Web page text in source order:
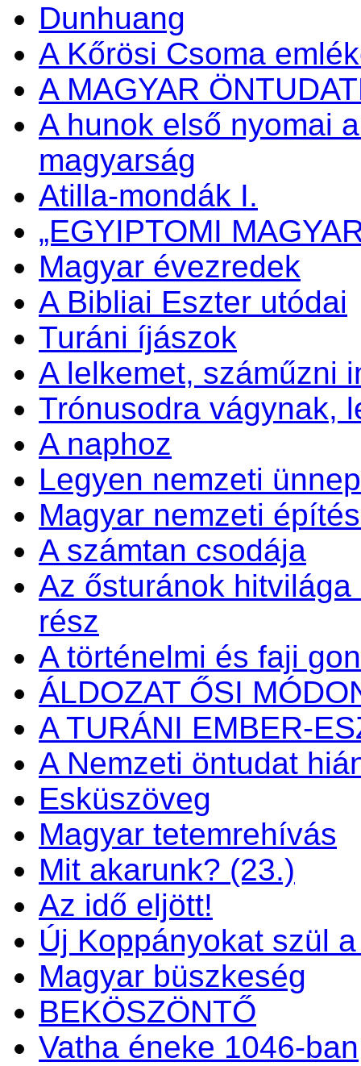
Dunhuang
A Kőrösi Csoma
A MAGYAR
A hunok első nyomai
magyarság
Atilla-mondák I.
„EGYIPTOMI
Magyar évezredek
A Bibliai Eszter utódai
Turáni íjászok
A lelkemet, száműzni
Trónusodra vágynak,
A naphoz
Legyen nemzeti
Magyar nemzeti
A számtan csodája
Az ősturánok
rész
A történelmi és faji
ÁLDOZAT ŐSI
A TURÁNI EMBER-
A Nemzeti öntudat
Esküszöveg
Magyar tetemrehívás
Mit akarunk? (23.)
Az idő eljött!
Új Koppányokat szül
Magyar büszkeség
BEKÖSZÖNTŐ
Vatha éneke 1046-ban